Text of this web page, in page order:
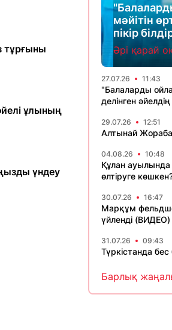
тұрғыны
ұлының
үндеу
мәйітін
пікір
Әрі қарай
27.07.26 11:43
"Балаларды
делінген
29.07.26 12:51
Алтынай
04.08.26 10:48
Құлан
өлтіруге
30.07.26 16:47
Марқұм
үйленді (ВИДЕО)
31.07.26 09:43
Түркістанда бес
Барлық